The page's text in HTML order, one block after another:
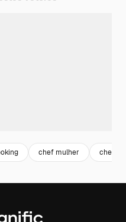
chef mulher chef